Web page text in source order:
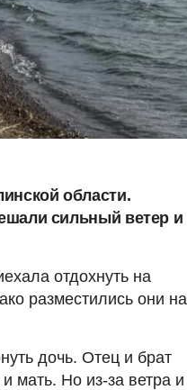
области.
сильный ветер и
отдохнуть на
разместились они на
дочь. Отец и брат
мать. Но из-за ветра и